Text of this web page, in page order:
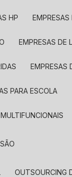
HP
EMPRESAS
PARA ESCOLA
OUTSOURCING